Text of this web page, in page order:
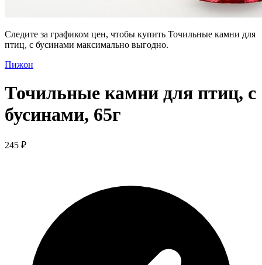
Следите за графиком цен, чтобы купить Точильные камни для
птиц, с бусинами максимально выгодно.
Пижон
Точильные камни для птиц, с
бусинами, 65г
245 ₽